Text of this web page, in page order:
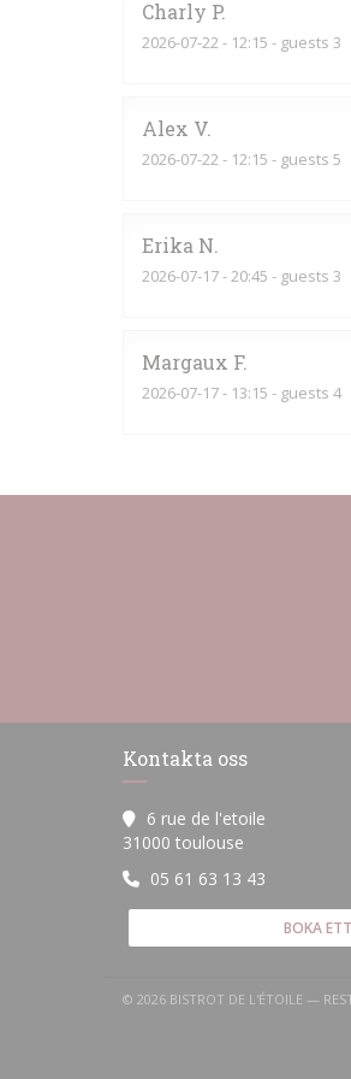
Charly P
2026-07-22 - 12:15 - guests 3
Alex V
2026-07-22 - 12:15 - guests 5
Erika N
2026-07-17- 20:45 - guests 3
Margaux F
2026-07-17- 13:15 - guests 4
Kontakta oss
6 rue de l'etoile
31000 toulouse
05 61 63 13 43
BOKA
© 2026 BISTROT DE L'ÉTOILE —